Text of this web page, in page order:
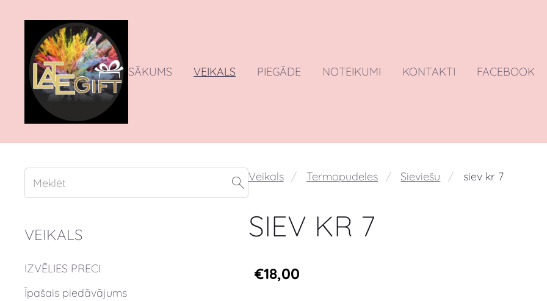
SĀKUMS VEIKALS PIEGĀDE NOTEIKUMI KONTAKTI FACEBOOK
VEIKALS
IZVĒLIES PRECI
Īpašais piedāvājums
Veikals Termopudeles Sieviešu siev kr 7
SIEV KR 7
€18,00